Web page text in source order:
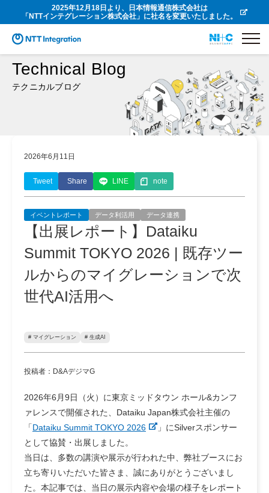
2025年12月18日より、日本情報通信株式会社は
「NTTインテグレーション株式会社」に社名を変更いたしました。
Technical Blog
テクニカルブログ
2026年6月11日
Tweet Share LINE note
イベントレポート データ利活用 データ連携
【出展レポート】Dataiku
Summit TOKYO 2026 | 既存ツー
ルからのマイグレーションで次
世代AI活用へ
# マイグレーション # 生成AI
投稿者：D&AデジマG
2026年6月9日（火）に東京ミッドタウン ホール&カンフ
ァレンスで開催された、Dataiku Japan株式会社主催の
「Dataiku Summit TOKYO 2026
」にSilverスポンサー
として協賛・出展しました。
当日は、多数の講演や展示が行われた中、弊社ブースにお
立ち寄りいただいた皆さま、誠にありがとうございまし
た。本記事では、当日の展示内容や会場の様子をレポート